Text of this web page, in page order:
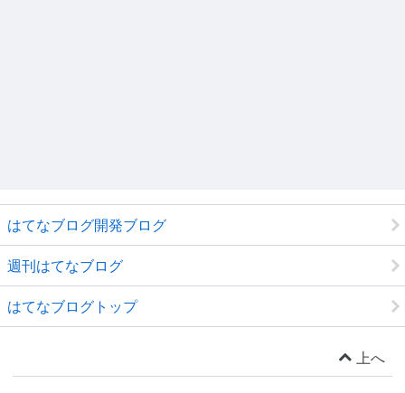
はてなブログ開発ブログ
週刊はてなブログ
はてなブログトップ
上へ